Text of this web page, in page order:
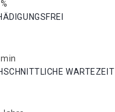
%
min
WARTEZEIT